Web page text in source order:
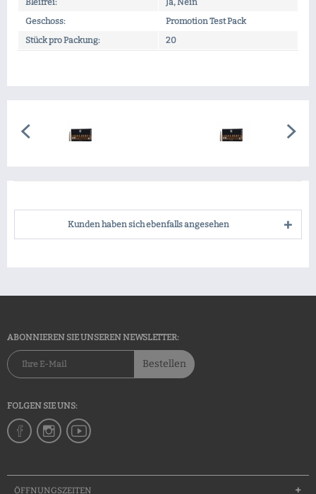
Bleifrei:
Ja, Nein
Geschoss:
Promotion Test Pack
Stück pro Packung:
20
Kunden haben sich ebenfalls angesehen
ABONNIEREN SIE UNSEREN NEWSLETTER:
Bestellen
FOLGEN SIE UNS:
ÖFFNUNGSZEITEN